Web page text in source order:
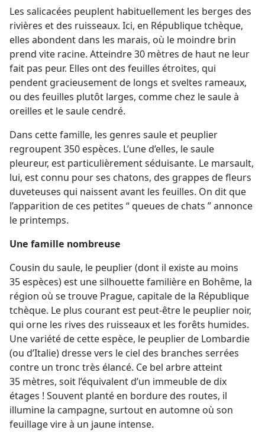
Les salicacées peuplent habituellement les berges des
rivières et des ruisseaux. Ici, en République tchèque,
elles abondent dans les marais, où le moindre brin
prend vite racine. Atteindre 30 mètres de haut ne leur
fait pas peur. Elles ont des feuilles étroites, qui
pendent gracieusement de longs et sveltes rameaux,
ou des feuilles plutôt larges, comme chez le saule à
oreilles et le saule cendré.
Dans cette famille, les genres saule et peuplier
regroupent 350 espèces. L’une d’elles, le saule
pleureur, est particulièrement séduisante. Le marsault,
lui, est connu pour ses chatons, des grappes de fleurs
duveteuses qui naissent avant les feuilles. On dit que
l’apparition de ces petites “ queues de chats ” annonce
le printemps.
Une famille nombreuse
Cousin du saule, le peuplier (dont il existe au moins
35 espèces) est une silhouette familière en Bohême, la
région où se trouve Prague, capitale de la République
tchèque. Le plus courant est peut-être le peuplier noir,
qui orne les rives des ruisseaux et les forêts humides.
Une variété de cette espèce, le peuplier de Lombardie
(ou d’Italie) dresse vers le ciel des branches serrées
contre un tronc très élancé. Ce bel arbre atteint
35 mètres, soit l’équivalent d’un immeuble de dix
étages ! Souvent planté en bordure des routes, il
illumine la campagne, surtout en automne où son
feuillage vire à un jaune intense.